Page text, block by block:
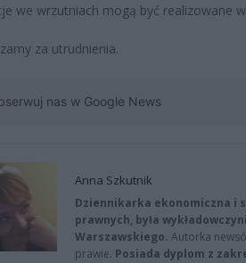
we wrzutniach mogą być realizowane
za utrudnienia.
nas w Google News
Anna Szkutnik
Dziennikarka ekonomiczna i
prawnych, była
Warszawskiego. Autorka
prawie. Posiada dyplom z